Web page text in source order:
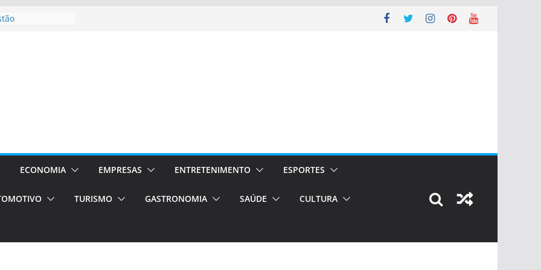
em Porto
de transfer,
de alto padrão
–
o segundo
únicas e
volta!ECONOMIA EMPRESAS ENTRETENIMENTO ESPORTES
TURISMO GASTRONOMIA SAÚDE CULTURA